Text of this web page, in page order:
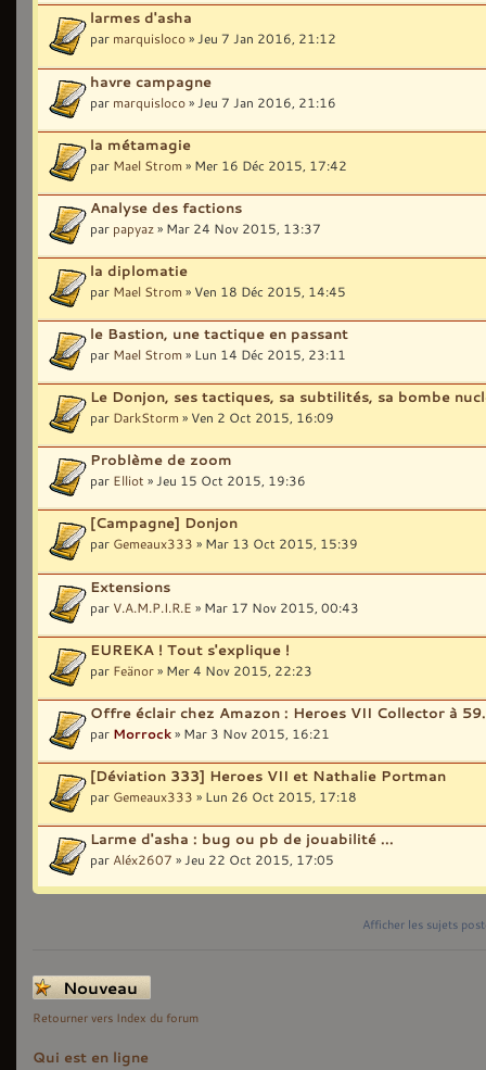
larmes d'asha
par marquisloco» Jeu 7 Jan 2016, 21:12
havre campagne
par marquisloco» Jeu 7 Jan 2016, 21:16
la métamagie
par Mael Strom » Mer 16 Déc 2015, 17:42
Analyse des factions
par papyaz» Mar 24 Nov 2015, 13:37
la diplomatie
par Mael Strom » Ven 18 Déc 2015, 14:45
le Bastion, une tactique en passant
par Mael Strom » Lun 14 Déc 2015, 23:11
Le Donjon, ses tactiques, sa subtilités, sa bombe
par DarkStorm » Ven 2 Oct 2015, 16:09
Problème de zoom
par Elliot » Jeu 15 Oct 2015, 19:36
[Campagne] Donjon
par Gemeaux333 » Mar 13 Oct 2015, 15:39
Extensions
par V.A.M.P.I.R.E » Mar 17 Nov 2015, 00:43
EUREKA ! Tout s'explique !
par Feänor» Mer 4 Nov 2015, 22:23
Offre éclair chez Amazon : Heroes VII Collector à
par Morrock» Mar 3 Nov 2015, 16:21
[Déviation 333] Heroes VII et Nathalie Portman
par Gemeaux333 » Lun 26 Oct 2015, 17:18
Larme d'asha : bug ou pb de jouabilité ...
par Aléx2607 » Jeu 22 Oct 2015, 17:05
Afficher les sujets
Écrire un nouveau
sujet
Retourner vers Index du forum
Qui est en ligne